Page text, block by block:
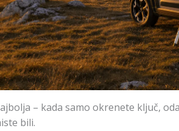
– kada samo okrenete ključ,
bili.